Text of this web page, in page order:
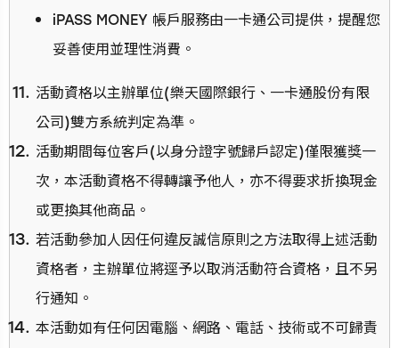
iPASS MONEY 帳戶服務由一卡通公司提供，提醒您
妥善使用並理性消費。
活動資格以主辦單位(樂天國際銀行、一卡通股份有限
公司)雙方系統判定為準。
活動期間每位客戶(以身分證字號歸戶認定)僅限獲獎一
次，本活動資格不得轉讓予他人，亦不得要求折換現金
或更換其他商品。
若活動參加人因任何違反誠信原則之方法取得上述活動
資格者，主辦單位將逕予以取消活動符合資格，且不另
行通知。
本活動如有任何因電腦、網路、電話、技術或不可歸責